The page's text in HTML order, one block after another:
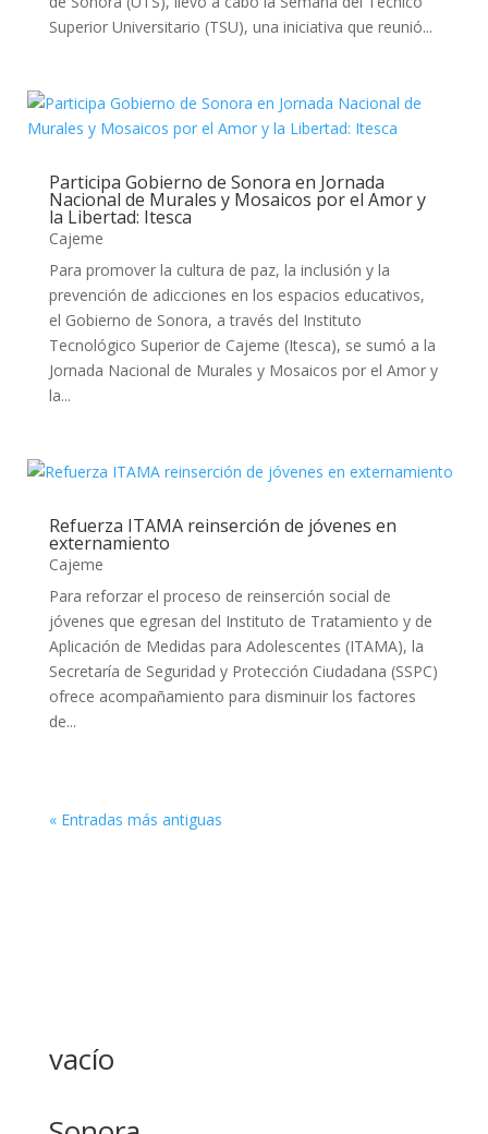
Superior Universitario (TSU), una iniciativa que reunió...
Participa Gobierno de Sonora en Jornada
Nacional de Murales y Mosaicos por el Amor y
la Libertad: Itesca
Cajeme
Para promover la cultura de paz, la inclusión y la
prevención de adicciones en los espacios educativos,
el Gobierno de Sonora, a través del Instituto
Tecnológico Superior de Cajeme (Itesca), se sumó a la
Jornada Nacional de Murales y Mosaicos por el Amor y
la...
Refuerza ITAMA reinserción de jóvenes en
externamiento
Cajeme
Para reforzar el proceso de reinserción social de
jóvenes que egresan del Instituto de Tratamiento y de
Aplicación de Medidas para Adolescentes (ITAMA), la
Secretaría de Seguridad y Protección Ciudadana (SSPC)
ofrece acompañamiento para disminuir los factores
de...
« Entradas más antiguas
vacío